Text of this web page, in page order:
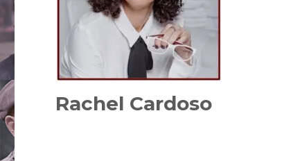
Rachel Cardoso